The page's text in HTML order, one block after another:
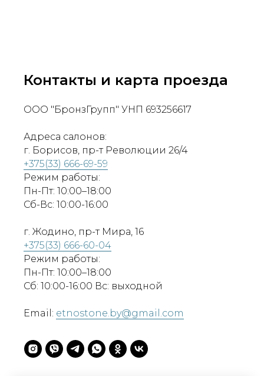
Контакты и карта проезда
ООО "БронзГрупп" УНП 693256617
Адреса салонов:
г. Борисов, пр-т Революции 26/4
+375(33) 666-69-59
Режим работы:
Пн-Пт: 10:00–18:00
Сб-Вс: 10:00-16:00
г. Жодино, пр-т Мира, 16
+375(33) 666-60-04
Режим работы:
Пн-Пт: 10:00–18:00
Сб: 10:00-16:00 Вс: выходной
Email: etnostone.by@gmail.com